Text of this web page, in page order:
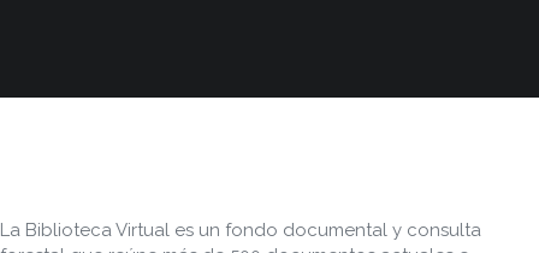
La Biblioteca Virtual es un fondo documental y consulta